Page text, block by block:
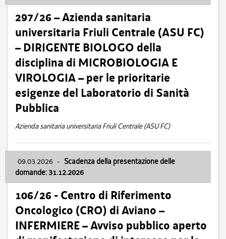
297/26 – Azienda sanitaria
universitaria Friuli Centrale (ASU FC)
– DIRIGENTE BIOLOGO della
disciplina di MICROBIOLOGIA E
VIROLOGIA – per le prioritarie
esigenze del Laboratorio di Sanità
Pubblica
Azienda sanitaria universitaria Friuli Centrale (ASU FC)
09.03.2026 - Scadenza della presentazione delle
domande: 31.12.2026
106/26 - Centro di Riferimento
Oncologico (CRO) di Aviano –
INFERMIERE – Avviso pubblico aperto